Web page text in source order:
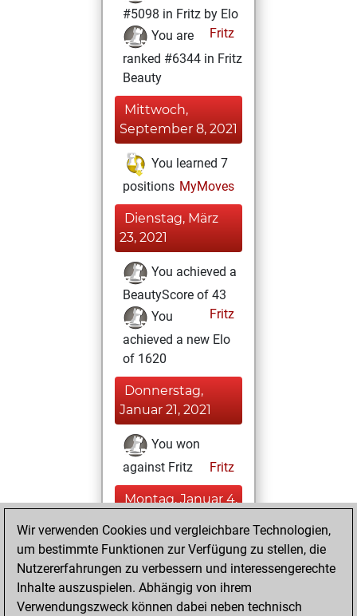
#5098 in Fritz by Elo
Fritz
You are
ranked #6344 in Fritz
Beauty
Mittwoch,
September 8, 2021
You learned 7
positions MyMoves
Dienstag, März
23, 2021
You achieved a
BeautyScore of 43
Fritz
You
achieved a new Elo
of 1620
Donnerstag,
Januar 21, 2021
You won
against Fritz
Fritz
Montag, Januar 4,
You played 3
blitz games
Play
You scored +1
Wir verwenden Cookies und vergleichbare Technologien,
um bestimmte Funktionen zur Verfügung zu stellen, die
Nutzererfahrungen zu verbessern und interessengerechte
Inhalte auszuspielen. Abhängig von ihrem
Verwendungszweck können dabei neben technisch